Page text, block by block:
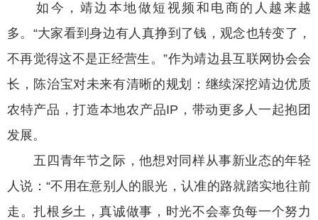
如今，靖边本地做短视频和电商的人越来越
多。“大家看到身边有人真挣到了钱，观念也转变了，
不再觉得这不是正经营生。”作为靖边县互联网协会会
长，陈治宝对未来有清晰的规划：继续深挖靖边优质
农特产品，打造本地农产品IP，带动更多人一起抱团
发展。
五四青年节之际，他想对同样从事新业态的年轻
人说：“不用在意别人的眼光，认准的路就踏实地往前
走。扎根乡土，真诚做事，时光不会辜负每一个努力